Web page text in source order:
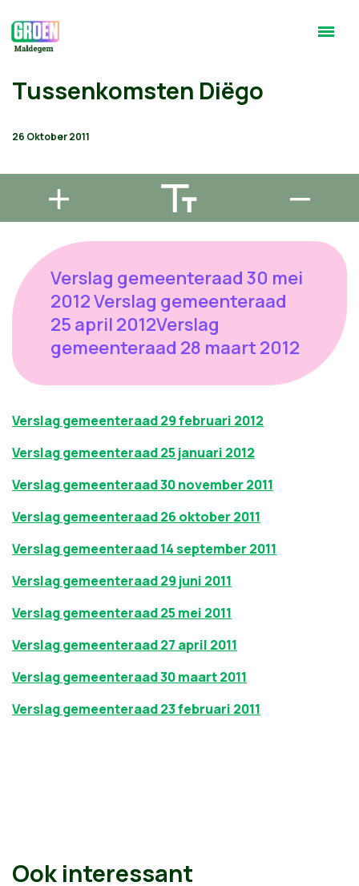
Tussenkomsten Diëgo
26 Oktober 2011
Verslag gemeenteraad 30 mei
2012 Verslag gemeenteraad
25 april 2012Verslag
gemeenteraad 28 maart 2012
Verslag gemeenteraad 29 februari 2012
Verslag gemeenteraad 25 januari 2012
Verslag gemeenteraad 30 november 2011
Verslag gemeenteraad 26 oktober 2011
Verslag gemeenteraad 14 september 2011
Verslag gemeenteraad 29 juni 2011
Verslag gemeenteraad 25 mei 2011
Verslag gemeenteraad 27 april 2011
Verslag gemeenteraad 30 maart 2011
Verslag gemeenteraad 23 februari 2011
Ook interessant